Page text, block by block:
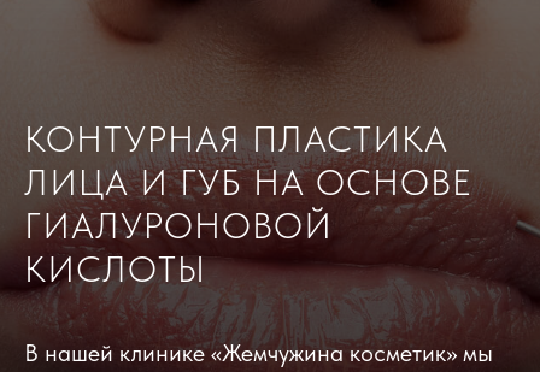
КОНТУРНАЯ ПЛАСТИКА
ЛИЦА И ГУБ НА ОСНОВЕ
ГИАЛУРОНОВОЙ
КИСЛОТЫ
В нашей клинике «Жемчужина косметик» мы